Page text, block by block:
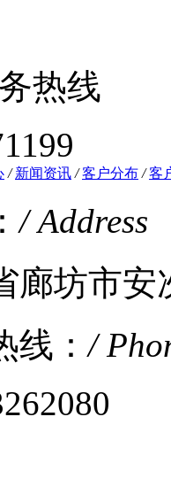
热线
/ 新闻资讯 / 客户分布 / 客
/ Address
廊坊市安
线：/